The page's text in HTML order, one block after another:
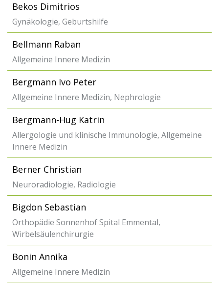
Bekos Dimitrios
Gynäkologie, Geburtshilfe
Bellmann Raban
Allgemeine Innere Medizin
Bergmann Ivo Peter
Allgemeine Innere Medizin, Nephrologie
Bergmann-Hug Katrin
Allergologie und klinische Immunologie, Allgemeine
Innere Medizin
Berner Christian
Neuroradiologie, Radiologie
Bigdon Sebastian
Orthopädie Sonnenhof Spital Emmental,
Wirbelsäulenchirurgie
Bonin Annika
Allgemeine Innere Medizin